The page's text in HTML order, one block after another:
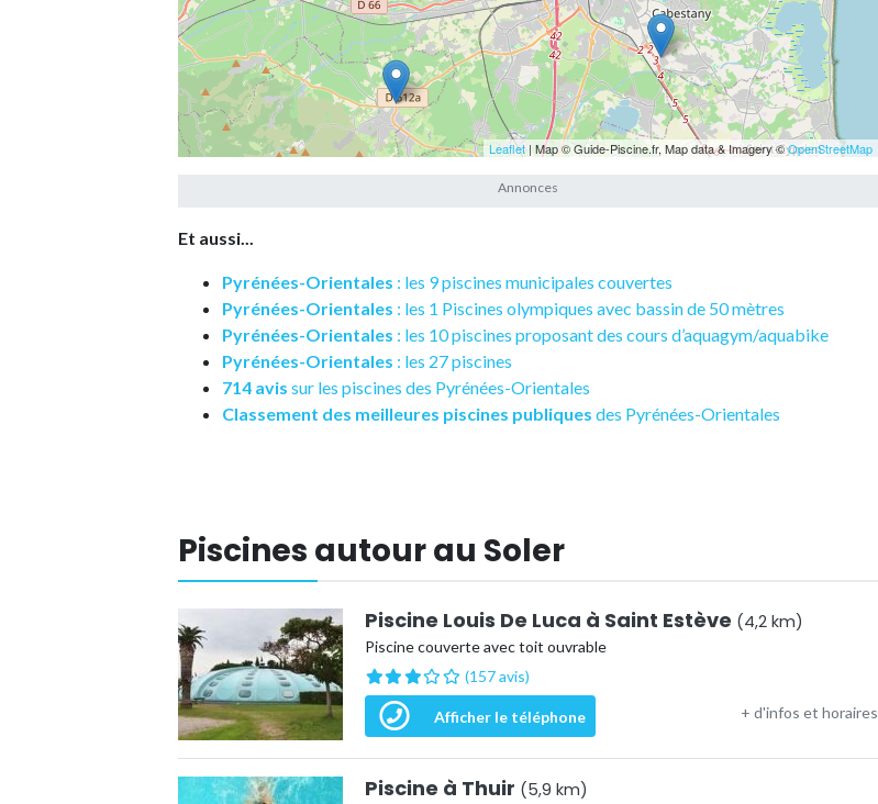
Leaflet | Map © Guide-Piscine.fr, Map data & Imagery ©OpenStreetMap
Et aussi...
Pyrénées-Orientales : les 9 piscines municipales couvertes
Pyrénées-Orientales : les 1 Piscines olympiques avec bassin de 50 mètres
Pyrénées-Orientales : les 10 piscines proposant des cours d’aquagym/aquabike
Pyrénées-Orientales : les 27 piscines
714 avis sur les piscines des Pyrénées-Orientales
Classement des meilleures piscines publiques des Pyrénées-Orientales
Piscines autour au Soler
Piscine Louis De Luca à Saint Estève (4,2 km)
Piscine couverte avec toit ouvrable
(157 avis)
Afficher le téléphone + d'infos et horaires
Piscine à Thuir (5,9 km)